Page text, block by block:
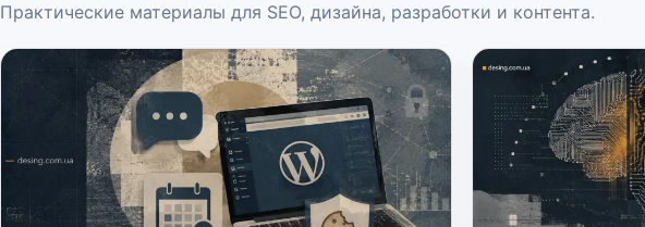
Практические материалы для SEO, дизайна, разработки и контента.